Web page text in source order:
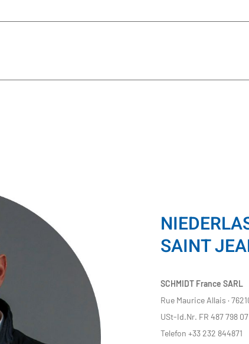
SAINT
SCHMIDT France SARL
Rue Maurice Allais ·
USt-Id.Nr. FR 487 798
Telefon +33 232 844871